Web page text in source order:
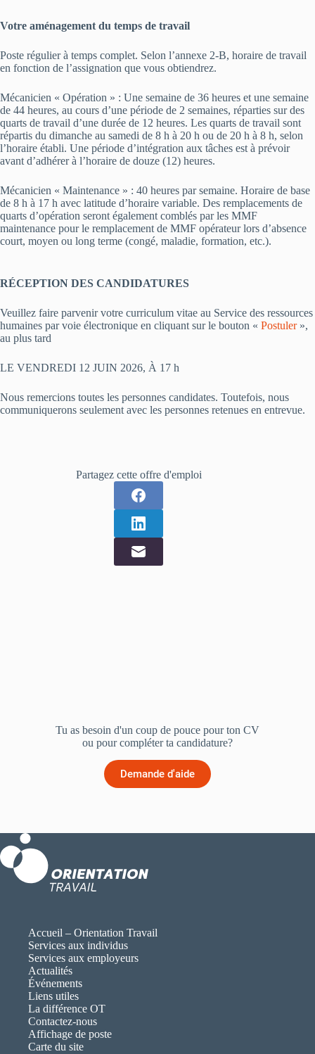
Votre aménagement du temps de travail
Poste régulier à temps complet. Selon l’annexe 2-B, horaire de travail
en fonction de l’assignation que vous obtiendrez.
Mécanicien « Opération » : Une semaine de 36 heures et une semaine
de 44 heures, au cours d’une période de 2 semaines, réparties sur des
quarts de travail d’une durée de 12 heures. Les quarts de travail sont
répartis du dimanche au samedi de 8 h à 20 h ou de 20 h à 8 h, selon
l’horaire établi. Une période d’intégration aux tâches est à prévoir
avant d’adhérer à l’horaire de douze (12) heures.
Mécanicien « Maintenance » : 40 heures par semaine. Horaire de base
de 8 h à 17 h avec latitude d’horaire variable. Des remplacements de
quarts d’opération seront également comblés par les MMF
maintenance pour le remplacement de MMF opérateur lors d’absence
court, moyen ou long terme (congé, maladie, formation, etc.).
RÉCEPTION DES CANDIDATURES
Veuillez faire parvenir votre curriculum vitae au Service des ressources
humaines par voie électronique en cliquant sur le bouton « Postuler»,
au plus tard
LE VENDREDI 12 JUIN 2026, À 17 h
Nous remercions toutes les personnes candidates. Toutefois, nous
communiquerons seulement avec les personnes retenues en entrevue.
Partagez cette offre d'emploi
Tu as besoin d'un coup de pouce pour ton CV
ou pour compléter ta candidature?
Demande d'aide
Accueil – Orientation Travail
Services aux individus
Services aux employeurs
Actualités
Événements
Liens utiles
La différence OT
Contactez-nous
Affichage de poste
Carte du site